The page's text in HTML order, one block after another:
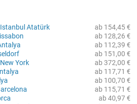
ab 154,45 €
Atatürk
ab 128,26 €
ab 112,39 €
ab 151,00 €
ab 372,00 €
York
ab 117,71 €
ab 100,70 €
ab 115,71 €
ab 40,97 €